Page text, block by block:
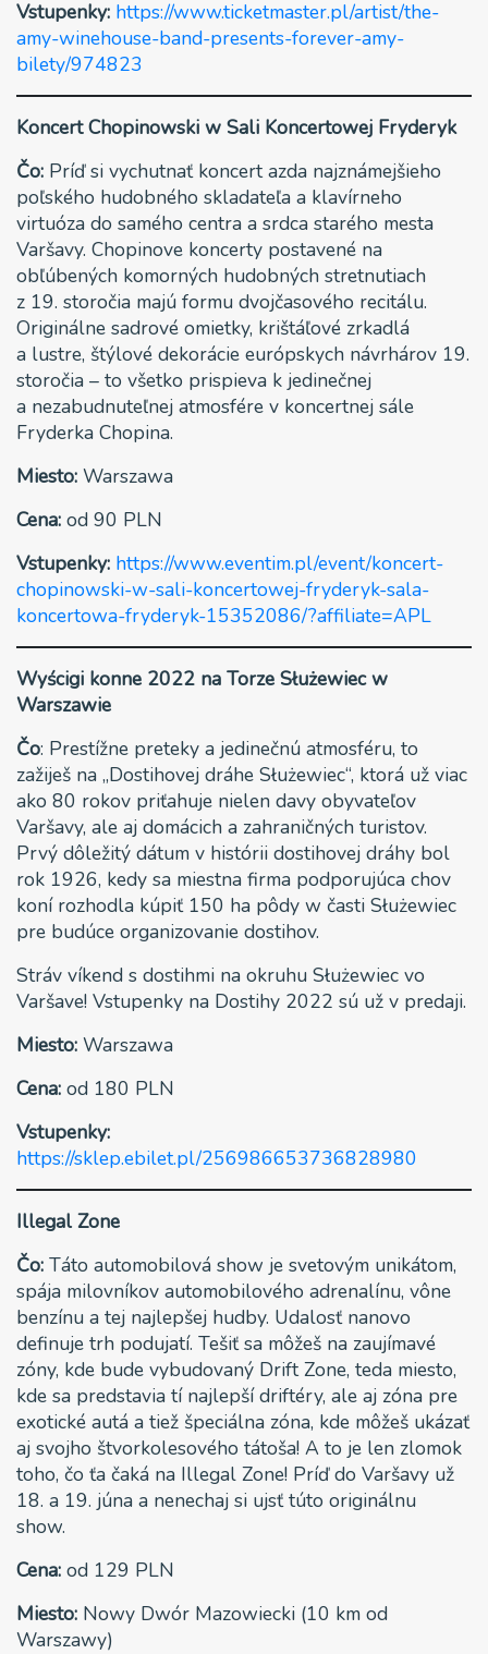
Vstupenky: https://www.ticketmaster.pl/artist/the-
amy-winehouse-band-presents-forever-amy-
bilety/974823
Koncert Chopinowski w Sali Koncertowej Fryderyk
Čo: Príď si vychutnať koncert azda najznámejšieho
poľského hudobného skladateľa a klavírneho
virtuóza do samého centra a srdca starého mesta
Varšavy. Chopinove koncerty postavené na
obľúbených komorných hudobných stretnutiach
z 19. storočia majú formu dvojčasového recitálu.
Originálne sadrové omietky, krištáľové zrkadlá
a lustre, štýlové dekorácie európskych návrhárov 19.
storočia – to všetko prispieva k jedinečnej
a nezabudnuteľnej atmosfére v koncertnej sále
Fryderka Chopina.
Miesto: Warszawa
Cena: od 90 PLN
Vstupenky: https://www.eventim.pl/event/koncert-
chopinowski-w-sali-koncertowej-fryderyk-sala-
koncertowa-fryderyk-15352086/?affiliate=APL
Wyścigi konne 2022 na Torze Służewiec w
Warszawie
Čo: Prestížne preteky a jedinečnú atmosféru, to
zažiješ na „Dostihovej dráhe Służewiec“, ktorá už viac
ako 80 rokov priťahuje nielen davy obyvateľov
Varšavy, ale aj domácich a zahraničných turistov.
Prvý dôležitý dátum v histórii dostihovej dráhy bol
rok 1926, kedy sa miestna firma podporujúca chov
koní rozhodla kúpiť 150 ha pôdy w časti Służewiec
pre budúce organizovanie dostihov.
Stráv víkend s dostihmi na okruhu Służewiec vo
Varšave! Vstupenky na Dostihy 2022 sú už v predaji.
Miesto: Warszawa
Cena: od 180 PLN
Vstupenky:
https://sklep.ebilet.pl/256986653736828980
Illegal Zone
Čo: Táto automobilová show je svetovým unikátom,
spája milovníkov automobilového adrenalínu, vône
benzínu a tej najlepšej hudby. Udalosť nanovo
definuje trh podujatí. Tešiť sa môžeš na zaujímavé
zóny, kde bude vybudovaný Drift Zone, teda miesto,
kde sa predstavia tí najlepší driftéry, ale aj zóna pre
exotické autá a tiež špeciálna zóna, kde môžeš ukázať
aj svojho štvorkolesového tátoša! A to je len zlomok
toho, čo ťa čaká na Illegal Zone! Príď do Varšavy už
18. a 19. júna a nenechaj si ujsť túto originálnu
show.
Cena: od 129 PLN
Miesto: Nowy Dwór Mazowiecki (10 km od
Warszawy)